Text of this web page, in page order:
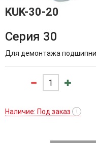
KUK-30-20
Серия 30
Для демонтажа
Наличие: Под заказ !